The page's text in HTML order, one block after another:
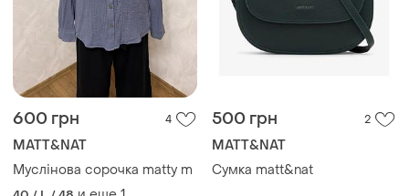
600 грн 4
MATT&NAT
Муслінова сорочка matty m
500 грн 2
MATT&NAT
Сумка matt&nat